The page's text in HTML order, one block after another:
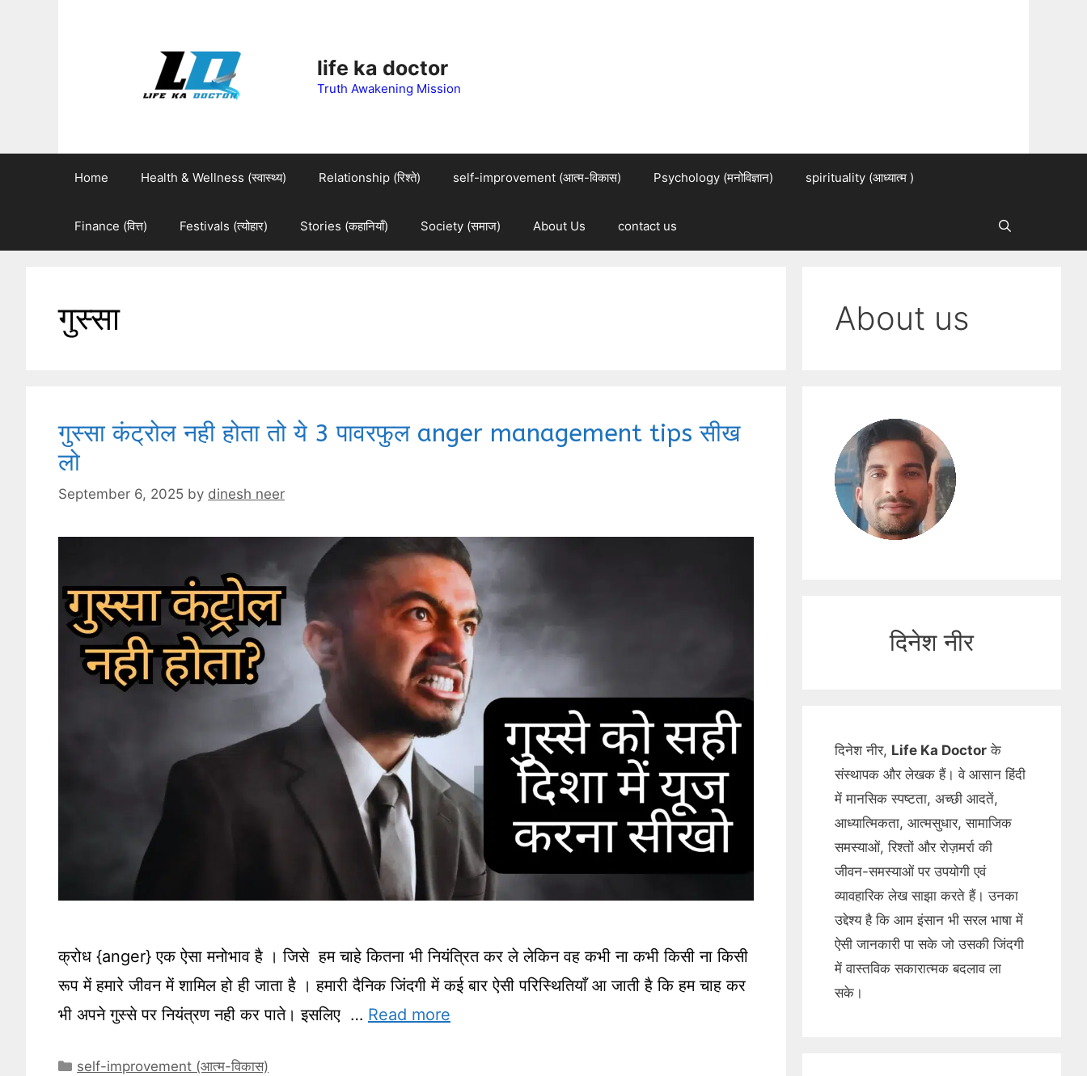
life ka doctor
Truth Awakening Mission
Home Health & Wellness (स्वास्थ्य) Relationship (रिश्ते) self-improvement (आत्म-विकास) Psychology (मनोविज्ञान) spirituality (आध्यात्म )
Finance (वित्त) Festivals (त्योहार) Stories (कहानियाँ) Society (समाज) About Us contact us
गुस्सा
गुस्सा कंट्रोल नही होता तो ये 3 पावरफुल anger management tips सीख
लो
September 6, 2025 by dinesh neer
क्रोध {anger} एक ऐसा मनोभाव है । जिसे हम चाहे कितना भी नियंत्रित कर ले लेकिन वह कभी ना कभी किसी ना किसी
रूप में हमारे जीवन में शामिल हो ही जाता है । हमारी दैनिक जिंदगी में कई बार ऐसी परिस्थितियाँ आ जाती है कि हम चाह कर
भी अपने गुस्से पर नियंत्रण नही कर पाते। इसलिए … Read more
Categories
self-improvement (आत्म-विकास)
About us
दिनेश नीर
दिनेश नीर, Life Ka Doctor के
संस्थापक और लेखक हैं। वे आसान हिंदी
में मानसिक स्पष्टता, अच्छी आदतें,
आध्यात्मिकता, आत्मसुधार, सामाजिक
समस्याओं, रिश्तों और रोज़मर्रा की
जीवन-समस्याओं पर उपयोगी एवं
व्यावहारिक लेख साझा करते हैं। उनका
उद्देश्य है कि आम इंसान भी सरल भाषा में
ऐसी जानकारी पा सके जो उसकी जिंदगी
में वास्तविक सकारात्मक बदलाव ला
सके।